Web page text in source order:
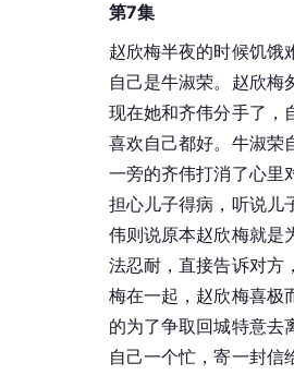
第7集
赵欣梅半夜的时候饥饿
自己是牛淑荣。赵欣梅
现在她和齐伟分手了，
喜欢自己都好。牛淑荣
一旁的齐伟打消了心里
担心儿子得病，听说儿
伟则说原本赵欣梅就是
法忍耐，直接告诉对方
梅在一起，赵欣梅喜极
的为了争取回城特意去
自己一个忙，寄一封信